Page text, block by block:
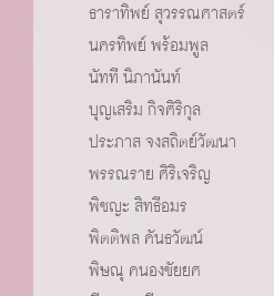
ธาราทิพย์ สุวรรณศาสตร์
นครทิพย์ พร้อมพูล
นัทที นิภานันท์
บุญเสริม กิจศิริกุล
ประภาส จงสถิตย์วัฒนา
พรรณราย ศิริเจริญ
พิชญะ สิทธีอมร
พิตติพล คันธวัฒน์
พิษณุ คนองชัยยศ